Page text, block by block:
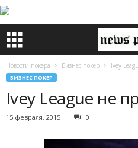
Новости покера Бизнес покер Ivey
БИЗНЕС ПОКЕР
Ivey League не
15 февраля, 2015 0